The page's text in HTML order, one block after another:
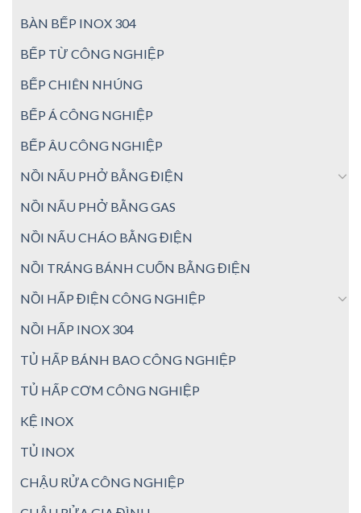
BÀN BẾP INOX 304
BẾP TỪ CÔNG NGHIỆP
BẾP CHIÊN NHÚNG
BẾP Á CÔNG NGHIỆP
BẾP ÂU CÔNG NGHIỆP
NỒI NẤU PHỞ BẰNG ĐIỆN
NỒI NẤU PHỞ BẰNG GAS
NỒI NẤU CHÁO BẰNG ĐIỆN
NỒI TRÁNG BÁNH CUỐN BẰNG ĐIỆN
NỒI HẤP ĐIỆN CÔNG NGHIỆP
NỒI HẤP INOX 304
TỦ HẤP BÁNH BAO CÔNG NGHIỆP
TỦ HẤP CƠM CÔNG NGHIỆP
KỆ INOX
TỦ INOX
CHẬU RỬA CÔNG NGHIỆP